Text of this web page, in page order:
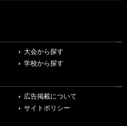
大会から探す
学校から探す
広告掲載について
サイトポリシー